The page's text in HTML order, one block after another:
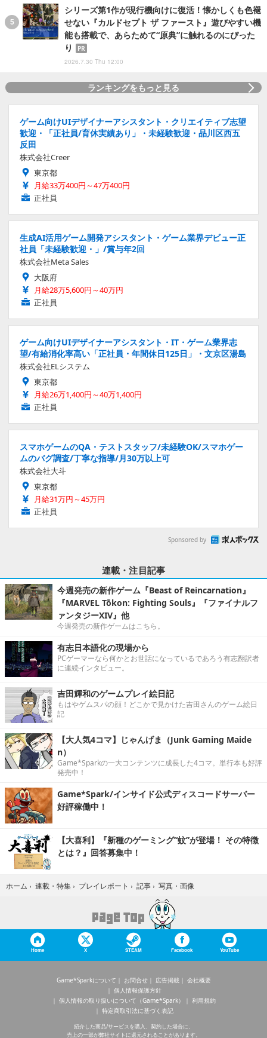
シリーズ第1作が現行機向けに復活！懐かしくも色褪
せない『カルドセプト ザ ファースト』遊びやすい機
能も搭載で、あらためて“原典”に触れるのにぴった
り
PR
2026.7.30 Thu 12:00
ランキングをもっと見る
ゲーム向けUIデザイナーアシスタント・クリエイティブ志望
歓迎・「正社員/育休実績あり」・未経験歓迎・品川区西五
反田
株式会社Creer
東京都
月給33万400円～47万400円
正社員
生成AI活用ゲーム開発アシスタント・ゲーム業界デビュー正
社員「未経験歓迎・」/賞与年2回
株式会社Meta Sales
大阪府
月給28万5,600円～40万円
正社員
ゲーム向けUIデザイナーアシスタント・IT・ゲーム業界志
望/有給消化率高い「正社員・年間休日125日」・文京区湯島
株式会社ELシステム
東京都
月給26万1,400円～40万1,400円
正社員
スマホゲームのQA・テストスタッフ/未経験OK/スマホゲー
ムのバグ調査/丁寧な指導/月30万以上可
株式会社大斗
東京都
月給31万円～45万円
正社員
Sponsored by
連載・注目記事
今週発売の新作ゲーム『Beast of Reincarnation』
『MARVEL Tōkon: Fighting Souls』『ファイナルフ
ァンタジーXIV』他
今週発売の新作ゲームはこちら。
有志日本語化の現場から
PCゲーマーなら何かとお世話になっているであろう有志翻訳者
に連続インタビュー。
吉田輝和のゲームプレイ絵日記
もはやゲムスパの顔！どこかで見かけた吉田さんのゲーム絵日
記
【大人気4コマ】じゃんげま（Junk Gaming Maide
n）
Game*Sparkの一大コンテンツに成長した4コマ。単行本も好評
発売中！
Game*Spark/インサイド公式ディスコードサーバー
好評稼働中！
【大喜利】『新種のゲーミング“蚊”が登場！ その特徴
とは？』回答募集中！
ホーム › 連載・特集 › プレイレポート › 記事 › 写真・画像
Home X STEAM Facebook YouTube
Game*Sparkについて お問合せ 広告掲載
会社概要
個人情報保護方針
個人情報の取り扱いについて（Game*Spark）
利用規約
特定商取引法に基づく表記
紹介した商品/サービスを購入、契約した場合に、
売上の一部が弊社サイトに還元されることがあります。